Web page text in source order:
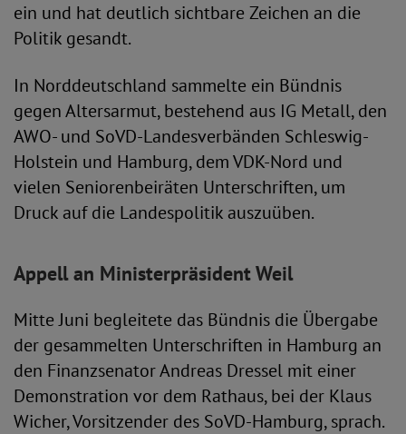
ein und hat deutlich sichtbare Zeichen an die
Politik gesandt.
In Norddeutschland sammelte ein Bündnis
gegen Altersarmut, bestehend aus IG Metall, den
AWO- und SoVD-Landesverbänden Schleswig-
Holstein und Hamburg, dem VDK-Nord und
vielen Seniorenbeiräten Unterschriften, um
Druck auf die Landespolitik auszuüben.
Appell an Ministerpräsident Weil
Mitte Juni begleitete das Bündnis die Übergabe
der gesammelten Unterschriften in Hamburg an
den Finanzsenator Andreas Dressel mit einer
Demonstration vor dem Rathaus, bei der Klaus
Wicher, Vorsitzender des SoVD-Hamburg, sprach.